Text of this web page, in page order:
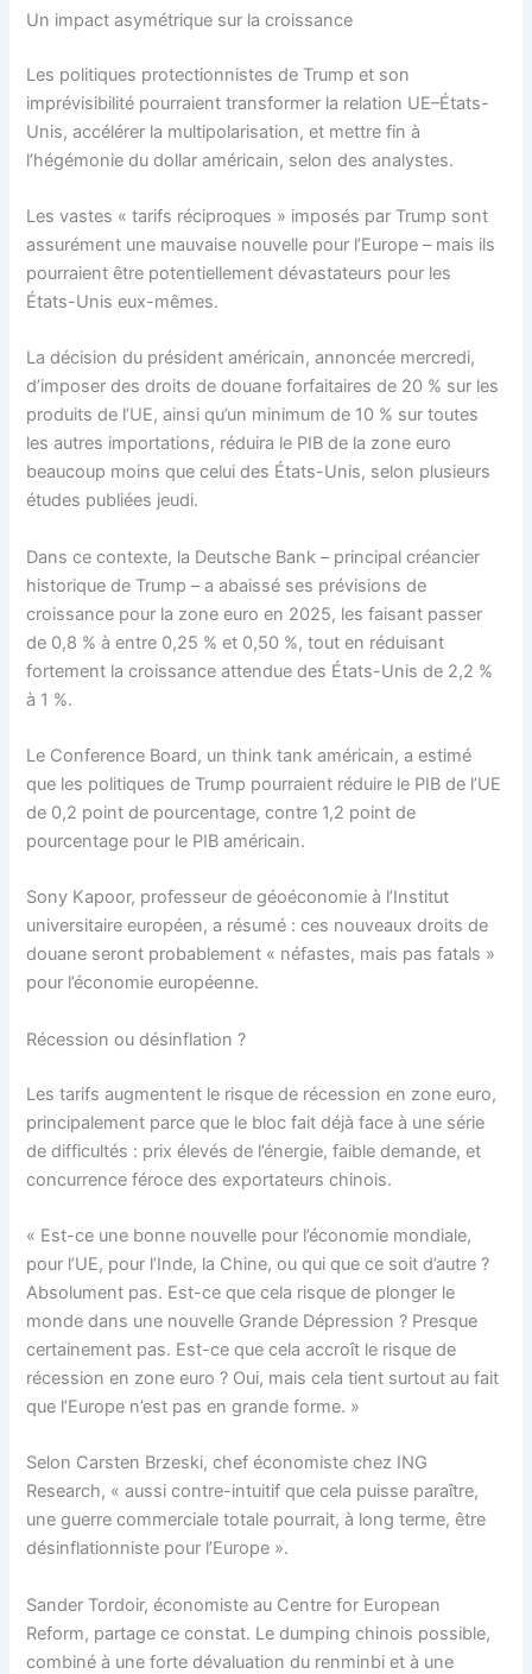
Un impact asymétrique sur la croissance
Les politiques protectionnistes de Trump et son
imprévisibilité pourraient transformer la relation UE–États-
Unis, accélérer la multipolarisation, et mettre fin à
l’hégémonie du dollar américain, selon des analystes.
Les vastes « tarifs réciproques » imposés par Trump sont
assurément une mauvaise nouvelle pour l’Europe – mais ils
pourraient être potentiellement dévastateurs pour les
États-Unis eux-mêmes.
La décision du président américain, annoncée mercredi,
d’imposer des droits de douane forfaitaires de 20 % sur les
produits de l’UE, ainsi qu’un minimum de 10 % sur toutes
les autres importations, réduira le PIB de la zone euro
beaucoup moins que celui des États-Unis, selon plusieurs
études publiées jeudi.
Dans ce contexte, la Deutsche Bank – principal créancier
historique de Trump – a abaissé ses prévisions de
croissance pour la zone euro en 2025, les faisant passer
de 0,8 % à entre 0,25 % et 0,50 %, tout en réduisant
fortement la croissance attendue des États-Unis de 2,2 %
à 1 %.
Le Conference Board, un think tank américain, a estimé
que les politiques de Trump pourraient réduire le PIB de l’UE
de 0,2 point de pourcentage, contre 1,2 point de
pourcentage pour le PIB américain.
Sony Kapoor, professeur de géoéconomie à l’Institut
universitaire européen, a résumé : ces nouveaux droits de
douane seront probablement « néfastes, mais pas fatals »
pour l’économie européenne.
Récession ou désinflation ?
Les tarifs augmentent le risque de récession en zone euro,
principalement parce que le bloc fait déjà face à une série
de difficultés : prix élevés de l’énergie, faible demande, et
concurrence féroce des exportateurs chinois.
« Est-ce une bonne nouvelle pour l’économie mondiale,
pour l’UE, pour l’Inde, la Chine, ou qui que ce soit d’autre ?
Absolument pas. Est-ce que cela risque de plonger le
monde dans une nouvelle Grande Dépression ? Presque
certainement pas. Est-ce que cela accroît le risque de
récession en zone euro ? Oui, mais cela tient surtout au fait
que l’Europe n’est pas en grande forme. »
Selon Carsten Brzeski, chef économiste chez ING
Research, « aussi contre-intuitif que cela puisse paraître,
une guerre commerciale totale pourrait, à long terme, être
désinflationniste pour l’Europe ».
Sander Tordoir, économiste au Centre for European
Reform, partage ce constat. Le dumping chinois possible,
combiné à une forte dévaluation du renminbi et à une